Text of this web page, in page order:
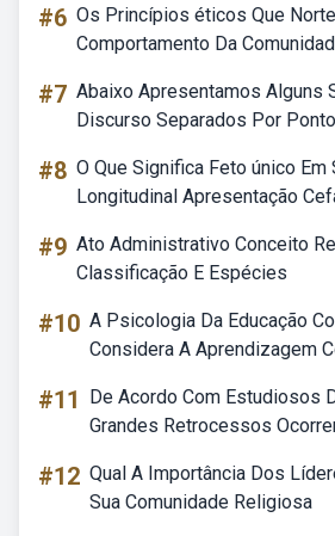
#6 Os Princípios éticos Que
Comportamento Da
#7 Abaixo Apresentamos Alguns
Discurso Separados Por
#8 O Que Significa Feto único Em
Longitudinal Apresentação
#9 Ato Administrativo Conceito
Classificação E Espécies
#10 A Psicologia Da Educação
Considera A Aprendizagem
#11
De Acordo Com Estudiosos
Grandes Retrocessos
#12 Qual A Importância Dos
Sua Comunidade Religiosa